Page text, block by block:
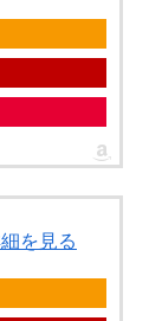
を見る